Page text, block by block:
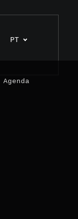
PT
Agenda